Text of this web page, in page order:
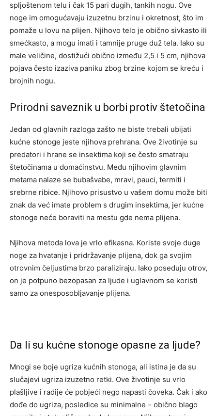
spljoštenom telu i čak 15 pari dugih, tankih nogu. Ove
noge im omogućavaju izuzetnu brzinu i okretnost, što im
pomaže u lovu na plijen. Njihovo telo je obično sivkasto ili
smećkasto, a mogu imati i tamnije pruge duž tela. Iako su
male veličine, dostižući obično između 2,5 i 5 cm, njihova
pojava često izaziva paniku zbog brzine kojom se kreću i
brojnih nogu.
Prirodni saveznik u borbi protiv štetočina
Jedan od glavnih razloga zašto ne biste trebali ubijati
kućne stonoge jeste njihova prehrana. Ove životinje su
predatori i hrane se insektima koji se često smatraju
štetočinama u domaćinstvu. Među njihovim glavnim
metama nalaze se bubašvabe, mravi, pauci, termiti i
srebrne ribice. Njihovo prisustvo u vašem domu može biti
znak da već imate problem s drugim insektima, jer kućne
stonoge neće boraviti na mestu gde nema plijena.
Njihova metoda lova je vrlo efikasna. Koriste svoje duge
noge za hvatanje i pridržavanje plijena, dok ga svojim
otrovnim čeljustima brzo paraliziraju. Iako poseduju otrov,
on je potpuno bezopasan za ljude i uglavnom se koristi
samo za onesposobljavanje plijena.
Da li su kućne stonoge opasne za ljude?
Mnogi se boje ugriza kućnih stonoga, ali istina je da su
slučajevi ugriza izuzetno retki. Ove životinje su vrlo
plašljive i radije će pobjeći nego napasti čoveka. Čak i ako
dođe do ugriza, posledice su minimalne – obično blago